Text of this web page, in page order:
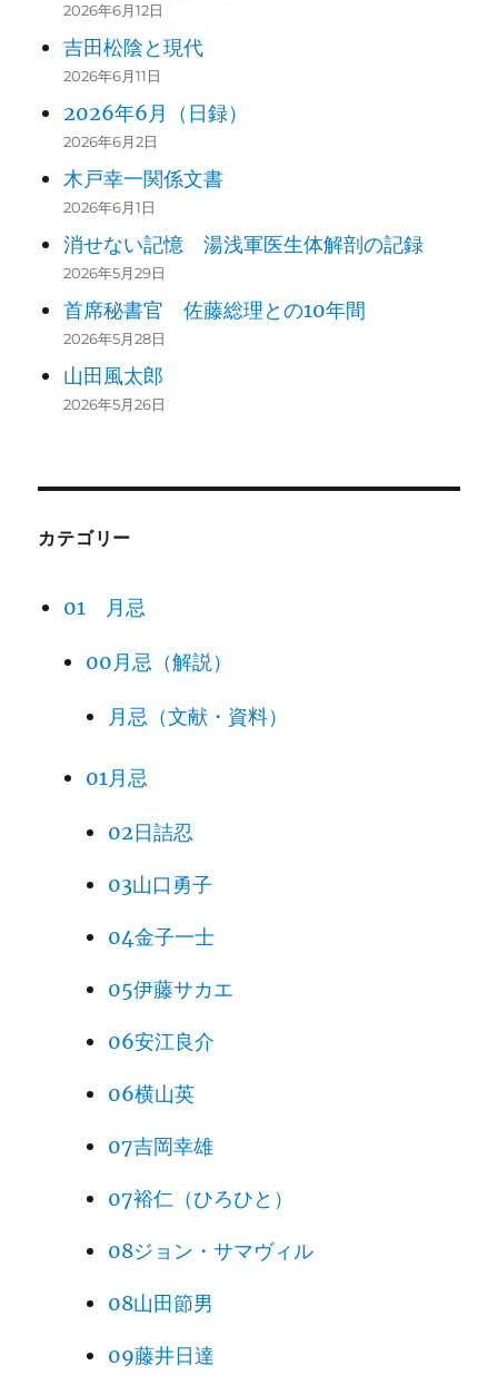
2026年6月12日
吉田松陰と現代
2026年6月11日
2026年6月（日録）
2026年6月2日
木戸幸一関係文書
2026年6月1日
消せない記憶 湯浅軍医生体解剖の記録
2026年5月29日
首席秘書官 佐藤総理との10年間
2026年5月28日
山田風太郎
2026年5月26日
カテゴリー
01 月忌
00月忌（解説）
月忌（文献・資料）
01月忌
02日詰忍
03山口勇子
04金子一士
05伊藤サカエ
06安江良介
06横山英
07吉岡幸雄
07裕仁（ひろひと）
08ジョン・サマヴィル
08山田節男
09藤井日達